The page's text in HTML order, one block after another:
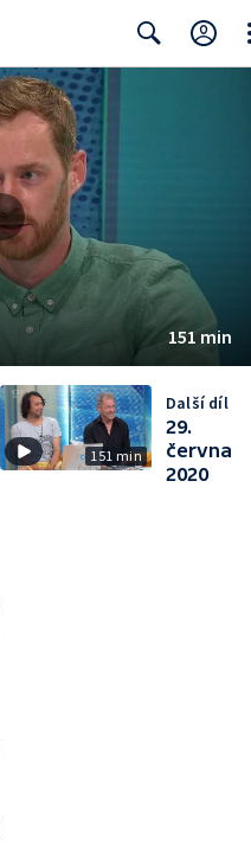
151 min
151 min
Další díl
29.
června
2020